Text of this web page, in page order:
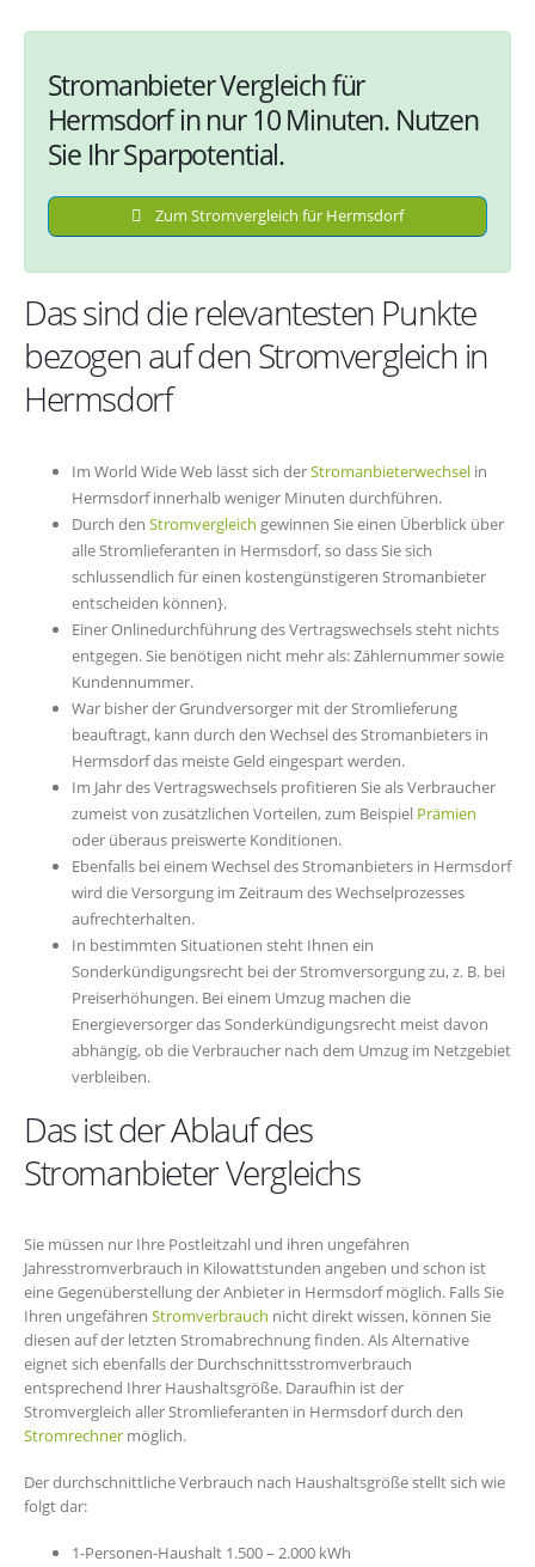
Stromanbieter Vergleich für
Hermsdorf in nur 10 Minuten. Nutzen
Sie Ihr Sparpotential.
Zum Stromvergleich für Hermsdorf
Das sind die relevantesten Punkte
bezogen auf den Stromvergleich in
Hermsdorf
Im World Wide Web lässt sich derStromanbieterwechsel in
Hermsdorf innerhalb weniger Minuten durchführen.
Durch den Stromvergleich gewinnen Sie einen Überblick über
alle Stromlieferanten in Hermsdorf, so dass Sie sich
schlussendlich für einen kostengünstigeren Stromanbieter
entscheiden können}.
Einer Onlinedurchführung des Vertragswechsels steht nichts
entgegen. Sie benötigen nicht mehr als: Zählernummer sowie
Kundennummer.
War bisher der Grundversorger mit der Stromlieferung
beauftragt, kann durch den Wechsel des Stromanbieters in
Hermsdorf das meiste Geld eingespart werden.
Im Jahr des Vertragswechsels profitieren Sie als Verbraucher
zumeist von zusätzlichen Vorteilen, zum Beispiel Prämien
oder überaus preiswerte Konditionen.
Ebenfalls bei einem Wechsel des Stromanbieters in Hermsdorf
wird die Versorgung im Zeitraum des Wechselprozesses
aufrechterhalten.
In bestimmten Situationen steht Ihnen ein
Sonderkündigungsrecht bei der Stromversorgung zu, z. B. bei
Preiserhöhungen. Bei einem Umzug machen die
Energieversorger das Sonderkündigungsrecht meist davon
abhängig, ob die Verbraucher nach dem Umzug im Netzgebiet
verbleiben.
Das ist der Ablauf des
Stromanbieter Vergleichs
Sie müssen nur Ihre Postleitzahl und ihren ungefähren
Jahresstromverbrauch in Kilowattstunden angeben und schon ist
eine Gegenüberstellung der Anbieter in Hermsdorf möglich. Falls Sie
Ihren ungefähren Stromverbrauch nicht direkt wissen, können Sie
diesen auf der letzten Stromabrechnung finden. Als Alternative
eignet sich ebenfalls der Durchschnittsstromverbrauch
entsprechend Ihrer Haushaltsgröße. Daraufhin ist der
Stromvergleich aller Stromlieferanten in Hermsdorf durch den
Stromrechner möglich.
Der durchschnittliche Verbrauch nach Haushaltsgröße stellt sich wie
folgt dar:
1-Personen-Haushalt 1.500 – 2.000 kWh